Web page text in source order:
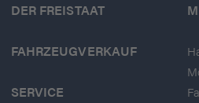
DER FREISTAAT
FAHRZEUGVERKAUF
SERVICE